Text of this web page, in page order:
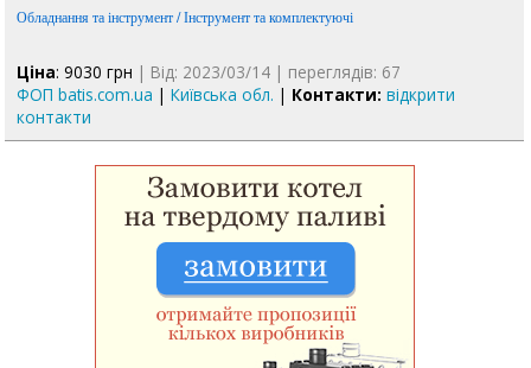
Обладнання та інструмент / Інструмент та комплектуючі
Ціна: 9030 грн | Від: 2023/03/14 | переглядів: 67
ФОП batis.com.ua |Київська обл. | Контакти: відкрити
контакти